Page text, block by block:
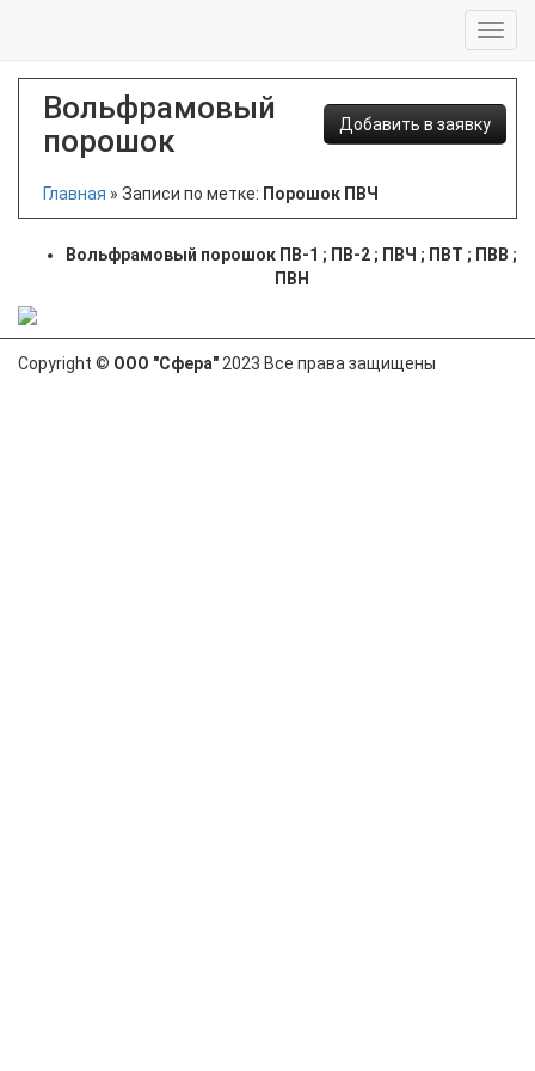
Вольфрамовый
порошок
Добавить в заявку
Главная » Записи по метке: Порошок ПВЧ
Вольфрамовый порошок ПВ-1 ; ПВ-2 ; ПВЧ ; ПВТ ; ПВВ ;
ПВН
Copyright © ООО "Сфера" 2023 Все права защищены